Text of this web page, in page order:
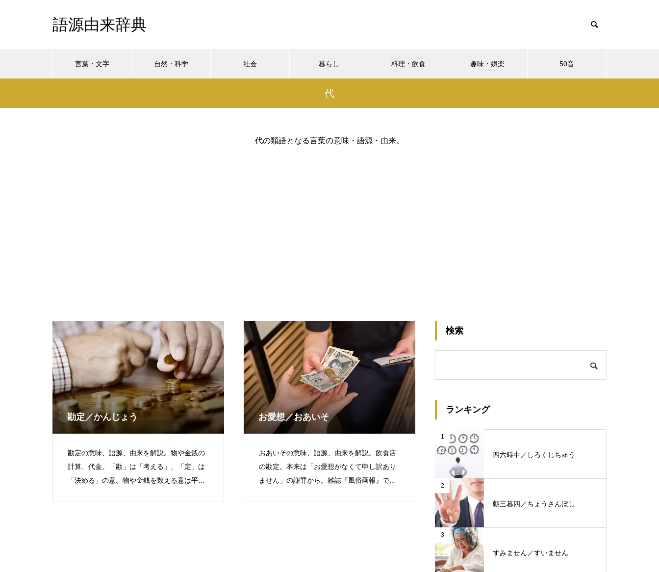
語源由来辞典
言葉・文字 自然・科学 社会 暮らし 料理・飲食 趣味・娯楽 50音
代
代の類語となる言葉の意味・語源・由来。
勘定／かんじょう
勘定の意味、語源、由来を解説。物や金銭の
計算、代金。「勘」は「考える」、「定」は
「決める」の意。物や金銭を数える意は平安
お愛想／おあいそ
おあいその意味、語源、由来を解説。飲食店
の勘定。本来は「お愛想がなくて申し訳あり
ません」の謝罪から。雑誌『風俗画報』で全
検索
ランキング
1
四六時中／しろくじちゅう
2
朝三暮四／ちょうさんぼし
3
すみません／すいません